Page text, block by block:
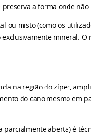
a forma onde não
ou misto (como os
mineral. O
na região do zíper,
do cano mesmo em
parcialmente aberta) é